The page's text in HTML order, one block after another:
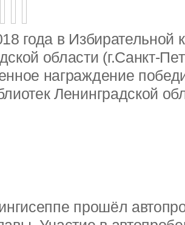
года в Избирательной
области (г.Санкт-
награждение
Ленинградской
прошёл